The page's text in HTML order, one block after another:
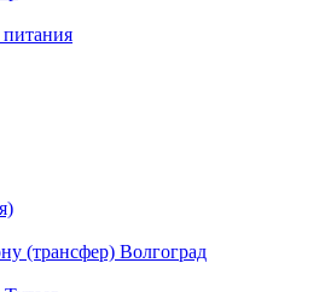
питания
(трансфер) Волгоград